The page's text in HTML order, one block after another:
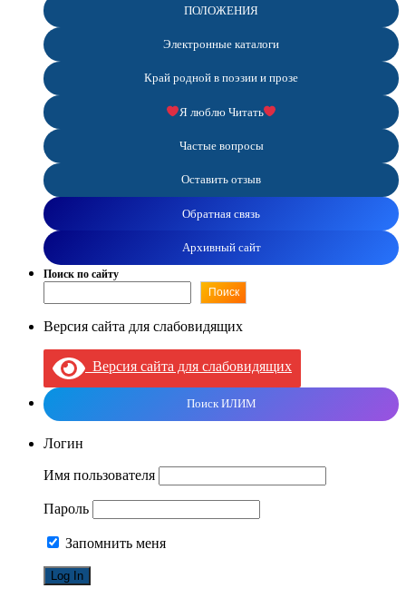
ПОЛОЖЕНИЯ
Электронные каталоги
Край родной в поэзии и прозе
Я люблю Читать
Частые вопросы
Оставить отзыв
Обратная связь
Архивный сайт
Поиск по сайту
Поиск
Версия сайта для слабовидящих
Версия сайта для слабовидящих
Поиск ИЛИМ
Логин
Имя пользователя
Пароль
Запомнить меня